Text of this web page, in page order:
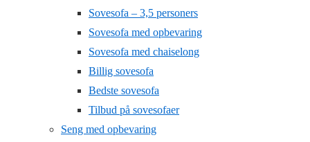
Sovesofa – 3,5 personers
Sovesofa med opbevaring
Sovesofa med chaiselong
Billig sovesofa
Bedste sovesofa
Tilbud på sovesofaer
Seng med opbevaring